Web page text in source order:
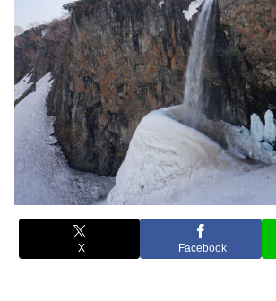
X Facebook